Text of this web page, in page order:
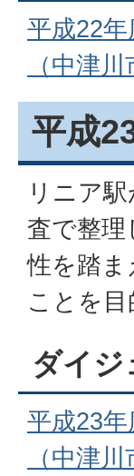
平成22
（中津
平成
リニア
査で整
性を踏
ことを目
ダイジ
平成23
（中津